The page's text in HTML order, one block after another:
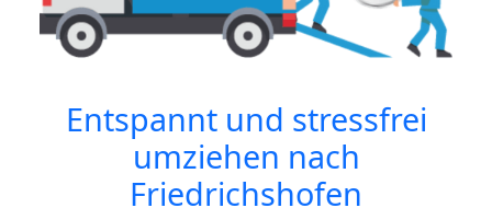
Entspannt und stressfrei
umziehen nach
Friedrichshofen